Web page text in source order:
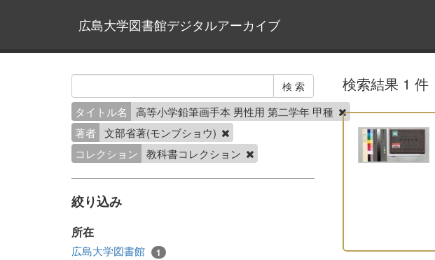
広島大学図書館デジタルアーカイブ
タイトル名
高等小学鉛筆画手本 男性用 第二学年 甲種
著者
文部省著(モンブショウ)
コレクション
教科書コレクション
絞り込み
所在
広島大学図書館 1
検索結果 1 件